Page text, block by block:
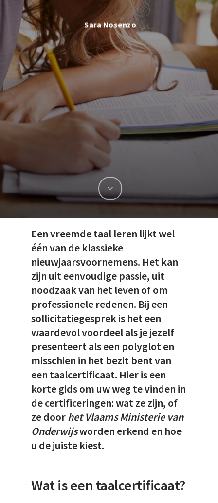
Sara Nosenzo
Een vreemde taal leren lijkt wel
één van de klassieke
nieuwjaarsvoornemens. Het kan
zijn uit eenvoudige passie, uit
noodzaak van het leven of om
professionele redenen. Bij een
sollicitatiegesprek is het een
waardevol voordeel als je jezelf
presenteert als een polyglot en
misschien in het bezit bent van
een taalcertificaat. Hier is een
korte gids om uw weg te vinden in
de certificeringen: wat ze zijn, of
ze doorhet Vlaams Ministerie van
Onderwijsworden erkend en hoe
u de juiste kiest.
Wat is een taalcertificaat?